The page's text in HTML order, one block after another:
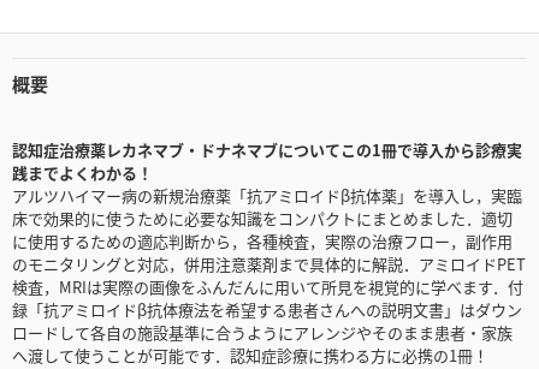
概要
認知症治療薬レカネマブ・ドナネマブについてこの1冊で導入から診療実
践までよくわかる！
アルツハイマー病の新規治療薬「抗アミロイドβ抗体薬」を導入し，実臨
床で効果的に使うために必要な知識をコンパクトにまとめました．適切
に使用するための適応判断から，各種検査，実際の治療フロー，副作用
のモニタリングと対応，併用注意薬剤まで具体的に解説．アミロイドPET
検査，MRIは実際の画像をふんだんに用いて所見を視覚的に学べます．付
録「抗アミロイドβ抗体療法を希望する患者さんへの説明文書」はダウン
ロードして各自の施設基準に合うようにアレンジやそのまま患者・家族
へ渡して使うことが可能です．認知症診療に携わる方に必携の1冊！